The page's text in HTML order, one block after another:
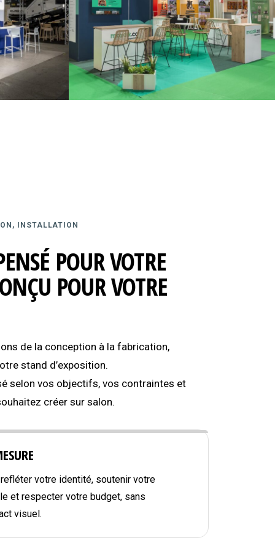
INSTALLATION
POUR VOTRE
POUR VOTRE
de la conception à la fabrication,
stand d’exposition.
selon vos objectifs, vos contraintes et
créer sur salon.
votre identité, soutenir votre
et respecter votre budget, sans
visuel.